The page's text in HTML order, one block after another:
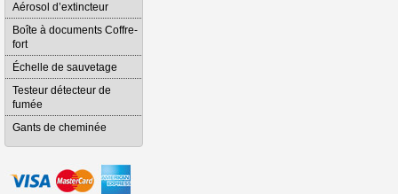
Aérosol d’extincteur
Boîte à documents Coffre-
fort
Échelle de sauvetage
Testeur détecteur de
fumée
Gants de cheminée